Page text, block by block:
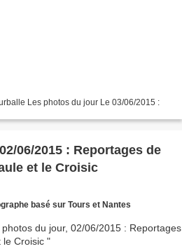
Les photos du jour Le 03/06/2015 :
06/2015 : Reportages de
et le Croisic
basé sur Tours et Nantes